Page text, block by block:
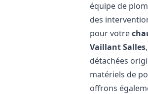
équipe de
des
pour votre
VaillantSalles
détachées
matériels de
offrons